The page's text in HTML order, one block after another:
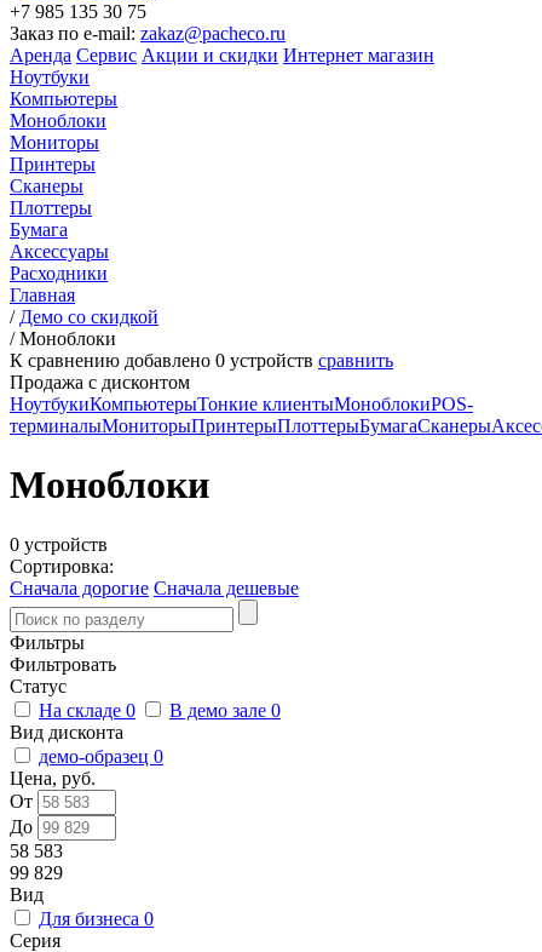
+7 985 135 30 75
Заказ по e-mail: zakaz@pacheco.ru
Аренда Сервис Акции и скидки Интернет магазин
Ноутбуки
Компьютеры
Моноблоки
Мониторы
Принтеры
Сканеры
Плоттеры
Бумага
Аксессуары
Расходники
Главная
/ Демо со скидкой
/Моноблоки
К сравнению добавлено 0 устройств сравнить
Продажа с дисконтом
НоутбукиКомпьютерыТонкие клиентыМоноблокиPOS-
терминалыМониторыПринтерыПлоттерыБумагаСканеры
Моноблоки
0 устройств
Сортировка:
Сначала дорогие Сначала дешевые
Фильтры
Фильтровать
Статус
На складе 0 В демо зале 0
Вид дисконта
демо-образец 0
Цена, руб.
От
До
58 583
99 829
Вид
Для бизнеса 0
Серия